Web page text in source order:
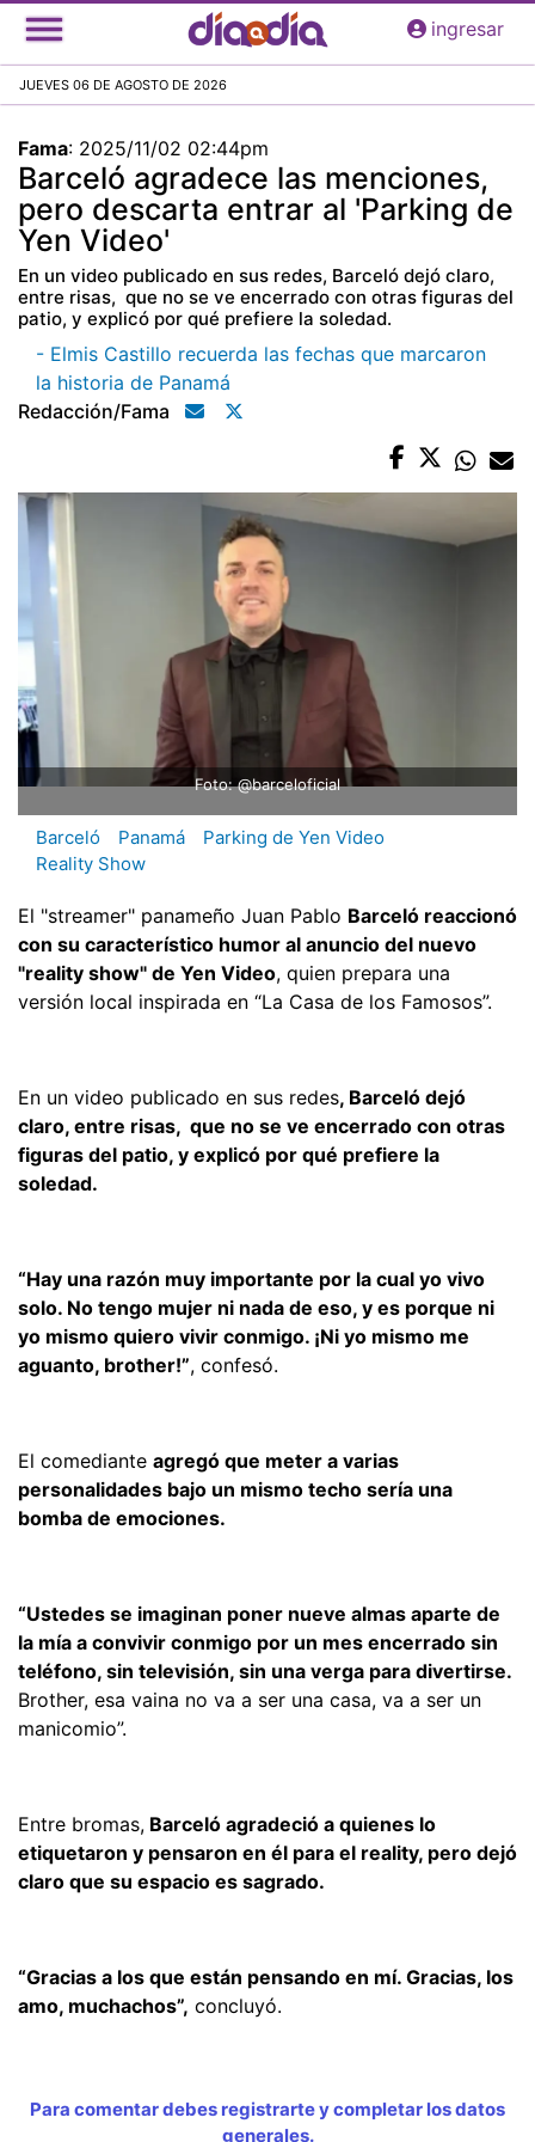
Pasar
al
principal
ingresar
JUEVES 06 DE AGOSTO DE 2026
Fama: 2025/11/02 02:44pm
Barceló agradece las menciones,
pero descarta entrar al 'Parking de
Yen Video'
En un video publicado en sus redes, Barceló dejó claro,
entre risas, que no se ve encerrado con otras figuras del
patio, y explicó por qué prefiere la soledad.
- Elmis Castillo recuerda las fechas que marcaron
la historia de Panamá
Redacción/fama
Foto: @barceloficial
Barceló Panamá
Parking de Yen Video
Reality Show
El "streamer" panameño Juan Pablo Barceló reaccionó
con su característico humor al anuncio del nuevo
"reality show" de Yen Video, quien prepara una
versión local inspirada en “La Casa de los Famosos”.
En un video publicado en sus redes, Barceló dejó
claro, entre risas, que no se ve encerrado con otras
figuras del patio, y explicó por qué prefiere la
soledad.
“Hay una razón muy importante por la cual yo vivo
solo. No tengo mujer ni nada de eso, y es porque ni
yo mismo quiero vivir conmigo. ¡Ni yo mismo me
aguanto, brother!”, confesó.
El comediante agregó que meter a varias
personalidades bajo un mismo techo sería una
bomba de emociones.
“Ustedes se imaginan poner nueve almas aparte de
la mía a convivir conmigo por un mes encerrado sin
teléfono, sin televisión, sin una verga para divertirse.
Brother, esa vaina no va a ser una casa, va a ser un
manicomio”.
Entre bromas, Barceló agradeció a quienes lo
etiquetaron y pensaron en él para el reality, pero dejó
claro que su espacio es sagrado.
“Gracias a los que están pensando en mí. Gracias, los
amo, muchachos”, concluyó.
Para comentar debes registrarte y completar los datos
generales.